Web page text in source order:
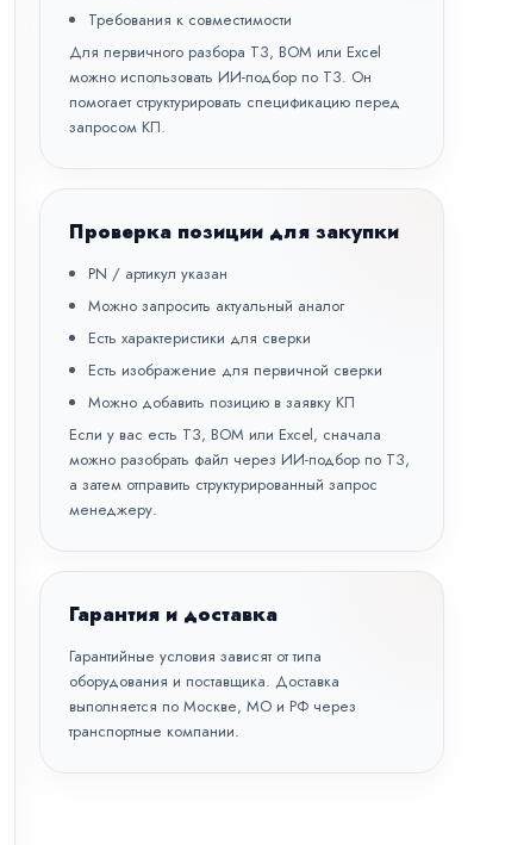
Требования к совместимости
Для первичного разбора ТЗ, BOM или Excel
можно использовать ИИ-подбор по ТЗ. Он
помогает структурировать спецификацию перед
запросом КП.
Проверка позиции для закупки
PN / артикул указан
Можно запросить актуальный аналог
Есть характеристики для сверки
Есть изображение для первичной сверки
Можно добавить позицию в заявку КП
Если у вас есть ТЗ, BOM или Excel, сначала
можно разобрать файл через ИИ-подбор по ТЗ,
а затем отправить структурированный запрос
менеджеру.
Гарантия и доставка
Гарантийные условия зависят от типа
оборудования и поставщика. Доставка
выполняется по Москве, МО и РФ через
транспортные компании.